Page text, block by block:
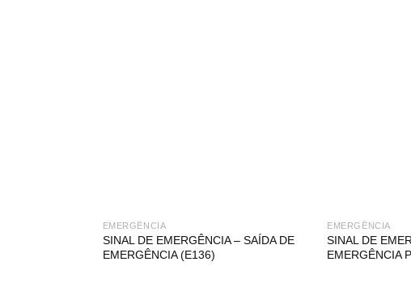
EMERGÊNCIA
SINAL DE EMERGÊNCIA – SAÍDA DE
EMERGÊNCIA (E136)
EMERGÊNCIA
SINAL DE
EMERGÊNCIA